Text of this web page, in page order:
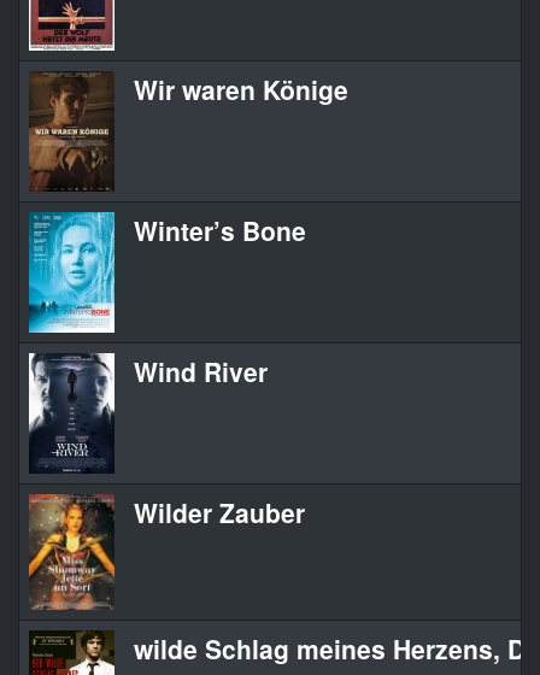
Wir waren Könige
Winter’s Bone
Wind River
Wilder Zauber
wilde Schlag meines Herzens,